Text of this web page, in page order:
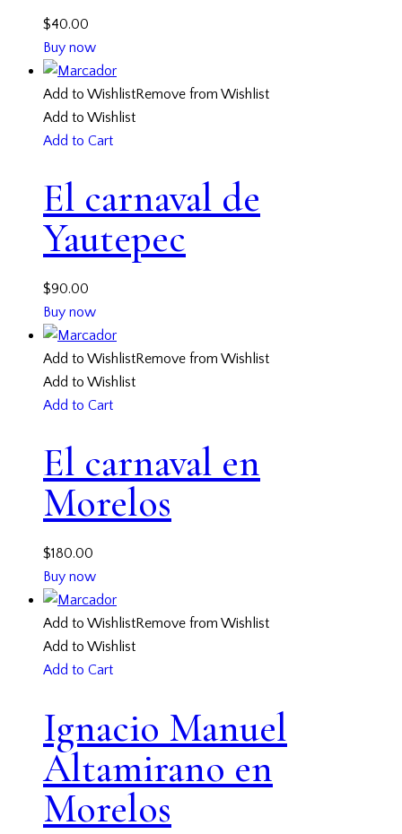
$40.00
Buy now
Add to WishlistRemove from Wishlist
Add to Wishlist
Add to Cart
El carnaval de
Yautepec
$90.00
Buy now
Add to WishlistRemove from Wishlist
Add to Wishlist
Add to Cart
El carnaval en
Morelos
$180.00
Buy now
Add to WishlistRemove from Wishlist
Add to Wishlist
Add to Cart
Ignacio Manuel
Altamirano en
Morelos